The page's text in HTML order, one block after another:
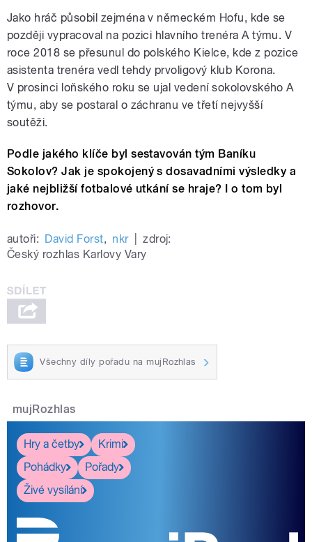
Jako hráč působil zejména v německém Hofu, kde se
později vypracoval na pozici hlavního trenéra A týmu. V
roce 2018 se přesunul do polského Kielce, kde z pozice
asistenta trenéra vedl tehdy prvoligový klub Korona.
V prosinci loňského roku se ujal vedení sokolovského A
týmu, aby se postaral o záchranu ve třetí nejvyšší
soutěži.
Podle jakého klíče byl sestavován tým Baníku
Sokolov? Jak je spokojený s dosavadními výsledky a
jaké nejbližší fotbalové utkání se hraje? I o tom byl
rozhovor.
autoři: David Forst, nkr
zdroj:
Český rozhlas Karlovy Vary
Všechny díly pořadu na mujRozhlas
mujRozhlas
Hry a četby
Krimi
Pohádky
Pořady
Živé vysílání